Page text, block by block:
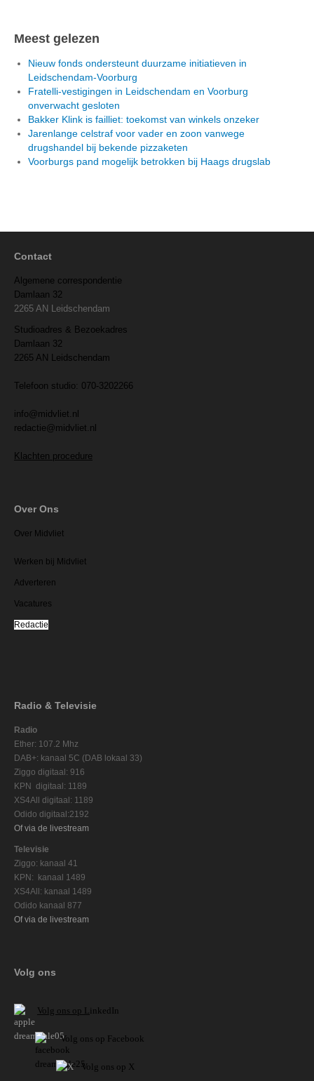
Meest gelezen
Nieuw fonds ondersteunt duurzame initiatieven in
Leidschendam-Voorburg
Fratelli-vestigingen in Leidschendam en Voorburg
onverwacht gesloten
Bakker Klink is failliet: toekomst van winkels onzeker
Jarenlange celstraf voor vader en zoon vanwege
drugshandel bij bekende pizzaketen
Voorburgs pand mogelijk betrokken bij Haags drugslab
Contact
Algemene correspondentie
Damlaan 32
2265 AN Leidschendam
Studioadres & Bezoekadres
Damlaan 32
2265 AN Leidschendam
Telefoon studio: 070-3202266
info@midvliet.nl
redactie@midvliet.nl
Klachten procedure
Over Ons
Over Midvliet
Werken bij Midvliet
Adverteren
Vacatures
Redactie
Radio & Televisie
Radio
Ether: 107.2 Mhz
DAB+: kanaal 5C (DAB lokaal 33)
Ziggo digitaal: 916
KPN digitaal: 1189
XS4All digitaal: 1189
Odido digitaal:2192
Of via de livestream
Televisie
Ziggo: kanaal 41
KPN: kanaal 1489
XS4All: kanaal 1489
Odido kanaal 877
Of via de livestream
Volg ons
Volg ons op L inkedIn
Volg ons op Facebook
Volg ons op X